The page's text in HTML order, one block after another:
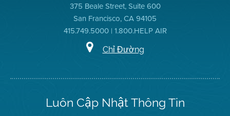
375 Beale Street, Suite 600
San Francisco, CA 94105
415.749.5000 | 1.800.HELP AIR
Chỉ Đường
Luôn Cập Nhật Thông Tin